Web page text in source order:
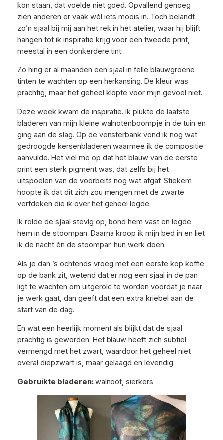
kon staan, dat voelde niet goed. Opvallend genoeg
zien anderen er vaak wél iets moois in. Toch belandt
zo’n sjaal bij mij aan het rek in het atelier, waar hij blijft
hangen tot ik inspiratie krijg voor een tweede print,
meestal in een donkerdere tint.
Zo hing er al maanden een sjaal in felle blauwgroene
tinten te wachten op een herkansing. De kleur was
prachtig, maar het geheel klopte voor mijn gevoel niet.
Deze week kwam de inspiratie. Ik plukte de laatste
bladeren van mijn kleine walnotenboompje in de tuin en
ging aan de slag. Op de vensterbank vond ik nog wat
gedroogde kersenbladeren waarmee ik de compositie
aanvulde. Het viel me op dat het blauw van de eerste
print een sterk pigment was, dat zelfs bij het
uitspoelen van de voorbeits nog wat afgaf. Stiekem
hoopte ik dat dit zich zou mengen met de zwarte
verfdeken die ik over het geheel legde.
Ik rolde de sjaal stevig op, bond hem vast en legde
hem in de stoompan. Daarna kroop ik mijn bed in en liet
ik de nacht én de stoompan hun werk doen.
Als je dan ’s ochtends vroeg met een eerste kop koffie
op de bank zit, wetend dat er nog een sjaal in de pan
ligt te wachten om uitgerold te worden voordat je naar
je werk gaat, dan geeft dat een extra kriebel aan de
start van de dag.
En wat een heerlijk moment als blijkt dat de sjaal
prachtig is geworden. Het blauw heeft zich subtiel
vermengd met het zwart, waardoor het geheel niet
overal diepzwart is, maar gelaagd en levendig.
Gebruikte bladeren:walnoot, sierkers